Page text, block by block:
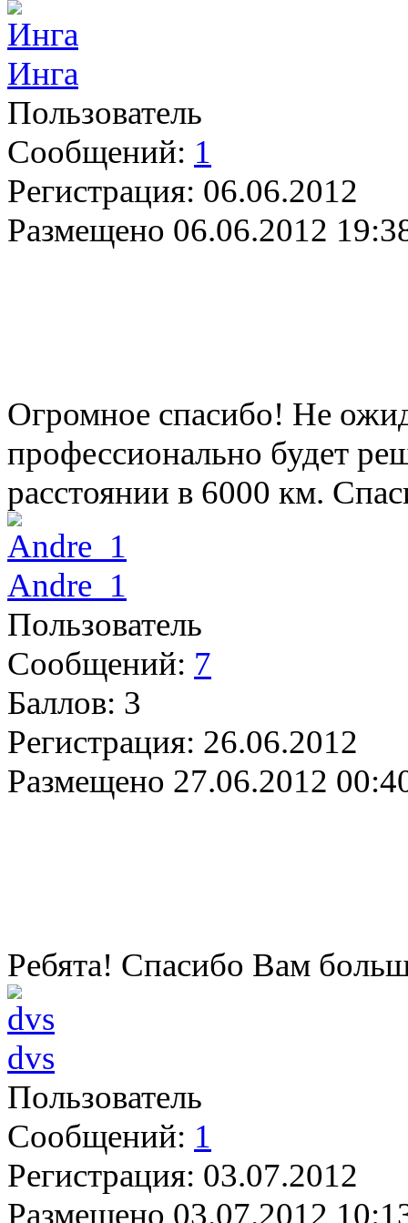
Инга
Пользователь
Сообщений: 1
Регистрация: 06.06.2012
Размещено 06.06.2012
Огромное спасибо! Не
профессионально будет
расстоянии в 6000 км.
Andre_1
Пользователь
Сообщений: 7
Баллов: 3
Регистрация: 26.06.2012
Размещено 27.06.2012
Ребята! Спасибо Вам
dvs
Пользователь
Сообщений: 1
Регистрация: 03.07.2012
Размещено 03.07.2012